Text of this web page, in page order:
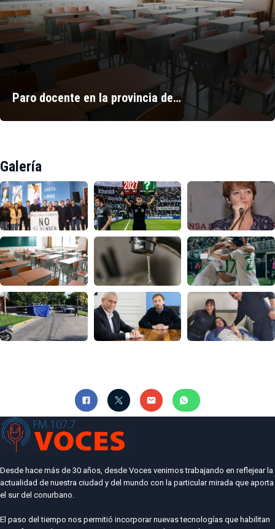
Paro docente en la provincia de…
Galería
Desde hace más de 30 años, desde Voces venimos trabajando en reflejear la
actualidad de nuestra ciudad y del mundo con la particular mirada que aporta
el sur del conurbano.
El paso del tiempo nos permitió incorporar nuevas tecnologías que habilitan